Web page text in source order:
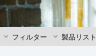
フィルター 製品リスト